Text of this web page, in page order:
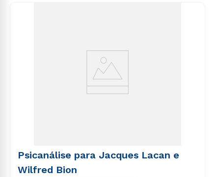
Psicanálise para Jacques Lacan e
Wilfred Bion